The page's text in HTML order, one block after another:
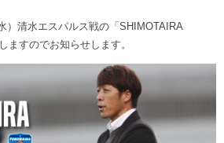
ショップ
）清水エスパルス戦の「SHIMOTAIRA
ますのでお知らせします。